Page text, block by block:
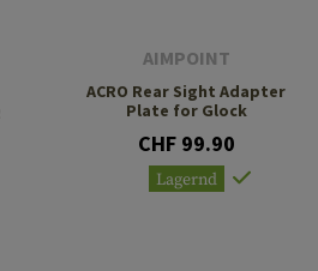
AIMPOINT
ACRO Rear Sight Adapter
Plate for Glock
CHF 99.90
Lagernd